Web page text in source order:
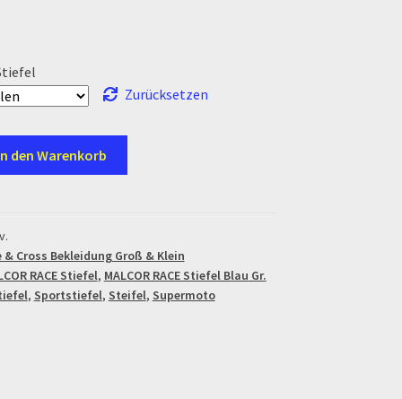
Zurücksetzen
den Warenkorb
& Cross Bekleidung Groß & Klein
RACE Stiefel, MALCOR RACE Stiefel Blau Gr.
, Sportstiefel, Steifel, Supermoto